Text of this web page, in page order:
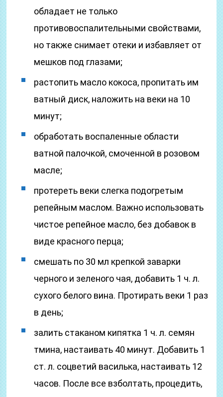
обладает не только
противовоспалительными свойствами,
но также снимает отеки и избавляет от
мешков под глазами;
растопить масло кокоса, пропитать им
ватный диск, наложить на веки на 10
минут;
обработать воспаленные области
ватной палочкой, смоченной в розовом
масле;
протереть веки слегка подогретым
репейным маслом. Важно использовать
чистое репейное масло, без добавок в
виде красного перца;
смешать по 30 мл крепкой заварки
черного и зеленого чая, добавить 1 ч. л.
сухого белого вина. Протирать веки 1 раз
в день;
залить стаканом кипятка 1 ч. л. семян
тмина, настаивать 40 минут. Добавить 1
ст. л. соцветий василька, настаивать 12
часов. После все взболтать, процедить,